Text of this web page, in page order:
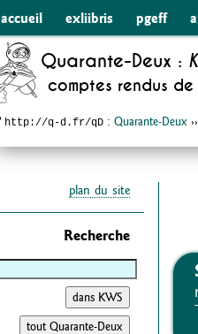
accueil exliibris pgeff
Quarante-Deux :
comptes rendus
http://q-d.fr/qD : Quarante-Deux
plan du site
Recherche